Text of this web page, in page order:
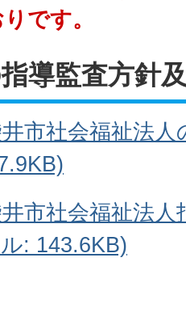
です。
導監査方針
市社会福祉法
市社会福祉法人
: 143.6KB)